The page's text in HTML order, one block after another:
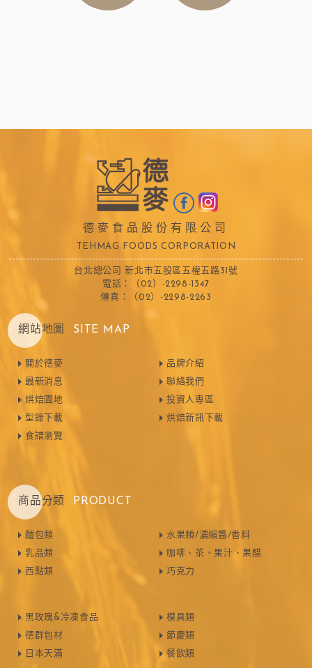
德麥食品股份有限公司
TEHMAG FOODS CORPORATION
台北總公司 新北市五股區五權五路31號
電話：（02）-2298-1347
傳真：（02）-2298-2263
網站地圖 SITE MAP
關於德麥
最新消息
烘焙園地
型錄下載
食譜瀏覽
品牌介紹
聯絡我們
投資人專區
烘焙新訊下載
商品分類 PRODUCT
麵包類
乳品類
西點類
水果類/濃縮醬/香料
咖啡、茶、果汁、果醋
巧克力
黑玫瑰&冷凍食品
德群包材
日本天滿
模具類
節慶類
餐飲類